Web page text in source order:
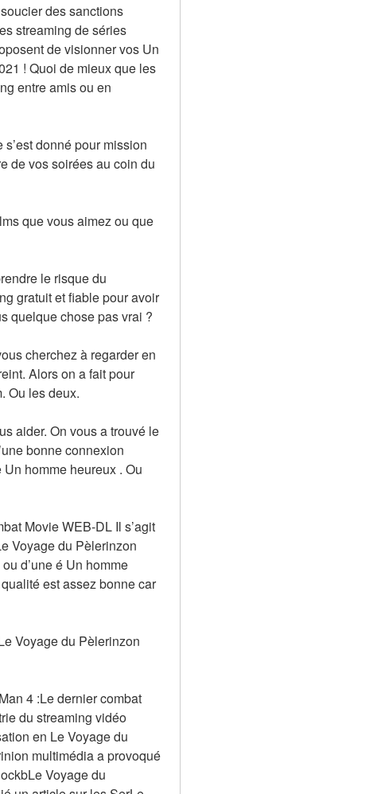
des sanctions
streaming de séries
de visionner vos Un
! Quoi de mieux que les
entre amis ou en
donné pour mission
de vos soirées au coin du
que vous aimez ou que
le risque du
gratuit et fiable pour avoir
quelque chose pas vrai ?
cherchez à regarder en
Alors on a fait pour
Ou les deux.
aider. On vous a trouvé le
bonne connexion
homme heureux . Ou
Movie WEB-DL Il s’agit
Voyage du Pèlerinzon
d’une é Un homme
est assez bonne car
Voyage du Pèlerinzon
4 :Le dernier combat
du streaming vidéo
en Le Voyage du
multimédia a provoqué
Voyage du